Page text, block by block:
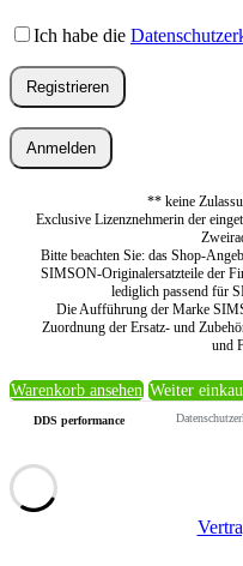
Ich habe die
Registrieren
Anmelden
** keine
Exclusive Lizenznehmerin der
Bitte beachten Sie: das Shop-
SIMSON-Originalersatzteile der
lediglich passend für
Die Aufführung der Marke
Zuordnung der Ersatz- und
und
Warenkorb ansehen Weiter
DDS performance